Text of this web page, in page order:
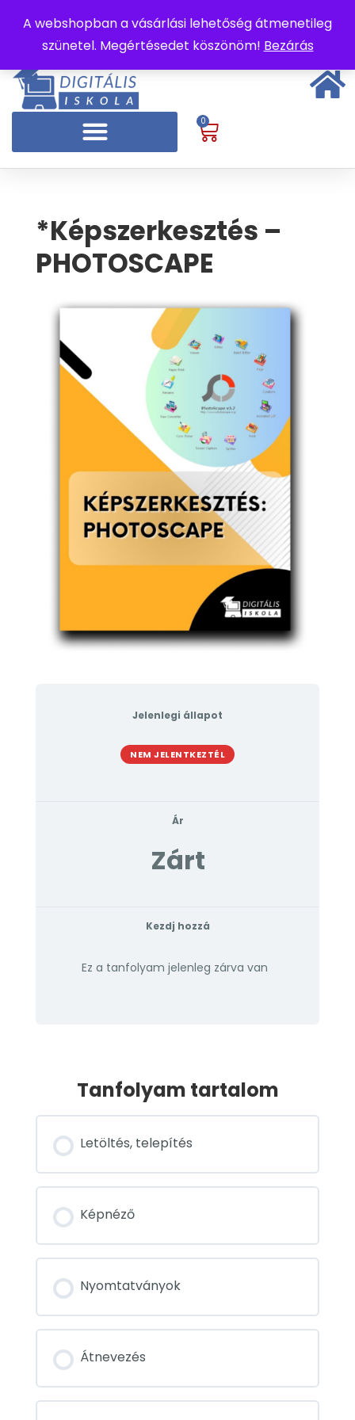
A webshopban a vásárlási lehetőség átmenetileg
szünetel. Megértésedet köszönöm! Bezárás
0
*Képszerkesztés –
PHOTOSCAPE
Jelenlegi állapot
NEM JELENTKEZTÉL
Ár
Zárt
Kezdj hozzá
Ez a tanfolyam jelenleg zárva van
Tanfolyam tartalom
Letöltés, telepítés
Képnéző
Nyomtatványok
Átnevezés